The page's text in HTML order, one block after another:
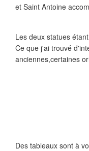
et Saint Antoine
Les deux statues
Ce que j'ai trouvé
anciennes,certaines
Des tableaux sont à